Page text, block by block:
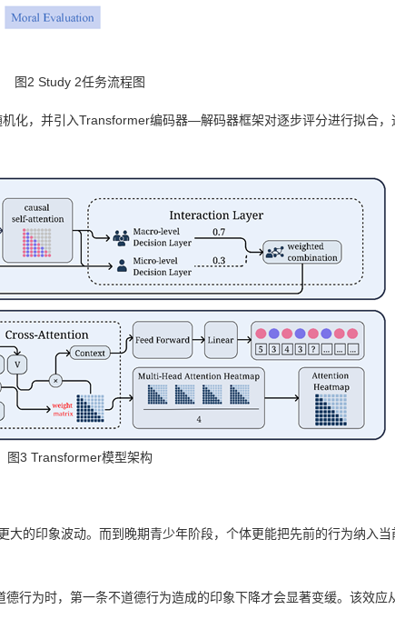
图2 Study 2任务流程图
化，并引入Transformer编码器—解码器框架对逐步评分进行拟合
图3 Transformer模型架构
的印象波动。而到晚期青少年阶段，个体更能把先前的行为纳入
行为时，第一条不道德行为造成的印象下降才会显著变缓。该效